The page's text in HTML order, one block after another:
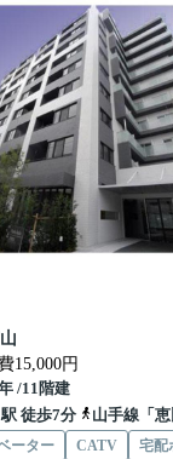
15,000円
/11階建
徒歩7分
山手線「
ーター CATV
宅配